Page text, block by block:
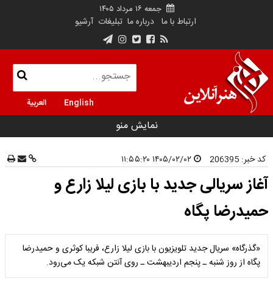
جمعه ۱۶ مرداد ۱۴۰۵
ارتباط با ما درباره ما تبلیغات آرشیو
English العربية
نمایش منو
کد خبر: 206395
آغاز سریالی جدید با بازی لیلا زارع و
حمیدرضا پگاه
«گذرگاه» سریال جدید تلویزیون با بازی لیلا زارع، فریبا کوثری و حمیدرضا
پگاه از روز شنبه ـ پنجم اردیبهشت ـ روی آنتن شبکه یک می‌رود.